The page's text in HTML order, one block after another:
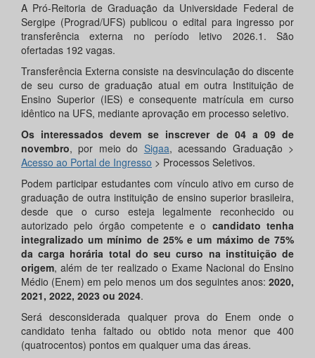
A Pró-Reitoria de Graduação da Universidade Federal de
Sergipe (Prograd/UFS) publicou o edital para ingresso por
transferência externa no período letivo 2026.1. São
ofertadas 192 vagas.
Transferência Externa consiste na desvinculação do discente
de seu curso de graduação atual em outra Instituição de
Ensino Superior (IES) e consequente matrícula em curso
idêntico na UFS, mediante aprovação em processo seletivo.
Os interessados devem se inscrever de 04 a 09de
novembro, por meio do Sigaa, acessando Graduação >
Acesso ao Portal de Ingresso > Processos Seletivos.
Podem participar estudantes com vínculo ativo em curso de
graduação de outra instituição de ensino superior brasileira,
desde que o curso esteja legalmente reconhecido ou
autorizado pelo órgão competente e o candidato tenha
integralizado um mínimo de 25% e um máximo de 75%
da carga horária total do seu curso na instituição de
origem, além de ter realizado o Exame Nacional do Ensino
Médio (Enem) em pelo menos um dos seguintes anos: 2020,
2021, 2022, 2023 ou 2024.
Será desconsiderada qualquer prova do Enem onde o
candidato tenha faltado ou obtido nota menor que 400
(quatrocentos) pontos em qualquer uma das áreas.